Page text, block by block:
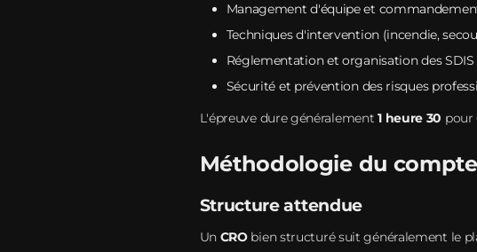
Management d'équipe et
Techniques d'intervention (incendie,
Réglementation et organisation des SDIS
Sécurité et prévention des risques
L'épreuve dure généralement1 heure 30 pour
Méthodologie du
Structure attendue
Un CRObien structuré suit généralement le